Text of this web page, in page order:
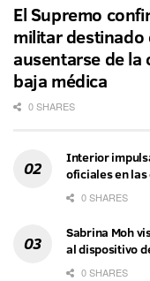
El Supremo
militar destinado
ausentarse de la
baja médica
0 SHARES
Interior
oficiales en las
0 SHARES
Sabrina Moh
al dispositivo
0 SHARES